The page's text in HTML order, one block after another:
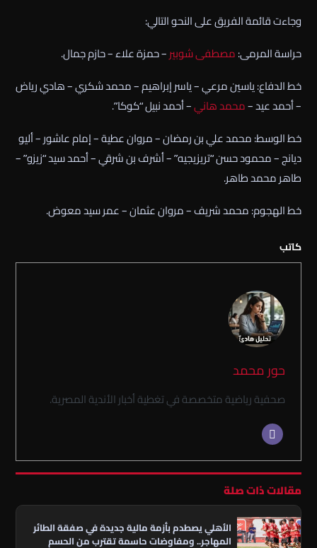
وجاءت قائمة الفريق على النحو التالي:
حراسة المرمى:مصطفى شوبير– حمزة علاء – حازم جمال.
خط الدفاع: ياسين مرعي – ياسر إبراهيم – محمد شكري – هادي رياض
– أحمد عيد –محمد هاني– أحمد نبيل “كوكا”.
خط الوسط: محمد علي بن رمضان – مروان عطية – إمام عاشور – أليو
ديانج – محمود حسن “تريزيجيه” – أشرف بن شرقي – أحمد سيد “زيزو” –
طاهر محمد طاهر.
خط الهجوم: محمد شريف – مروان عثمان – عمر سيد معوض.
كاتب
حور محمد
صحفية رياضية متخصصة في تغطية أخبار الأندية المصرية.
مقالات ذات صلة
الأهلي يصطدم بأزمة مالية جديدة في صفقة الطائر
المهاجر.. ومفاوضات حاسمة تقترب من الحسم